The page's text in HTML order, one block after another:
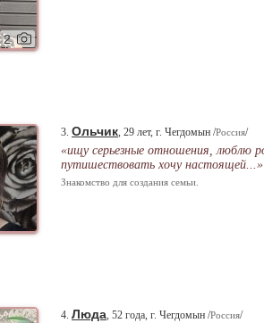
2
3. Ольчик, 29 лет, г. Чегдомын /Россия/
«ищу серьезные отношения, люблю
путишествовать хочу настоящей...»
Знакомство для создания семьи.
4. Люда, 52 года, г. Чегдомын /Россия/